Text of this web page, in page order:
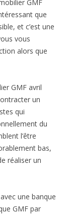
GMF
que
et c’est une
vous
alors que
GMF avril
un
qui
du
l’être
bas,
réaliser un
une banque
GMF par